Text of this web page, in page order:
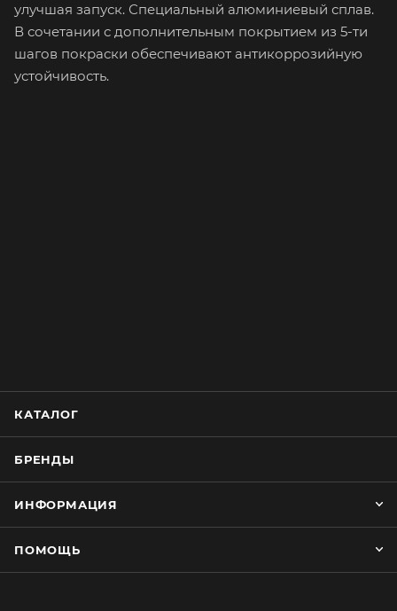
улучшая запуск. Специальный алюминиевый сплав.
В сочетании с дополнительным покрытием из 5-ти
шагов покраски обеспечивают антикоррозийную
устойчивость.
КАТАЛОГ
БРЕНДЫ
ИНФОРМАЦИЯ
ПОМОЩЬ